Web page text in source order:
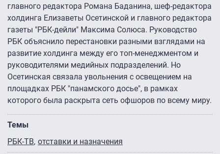
главного редактора Романа Баданина, шеф-редактора
холдинга Елизаветы Осетинской и главного редактора
газеты "РБК-дейли" Максима Солюса. Руководство
РБК объяснило перестановки разными взглядами на
развитие холдинга между его топ-менеджментом и
руководителями медийных подразделений. Но
Осетинская связала увольнения с освещением на
площадках РБК "панамского досье", в рамках
которого была раскрыта сеть офшоров по всему миру.
Темы
РБК-ТВ отставки и назначения